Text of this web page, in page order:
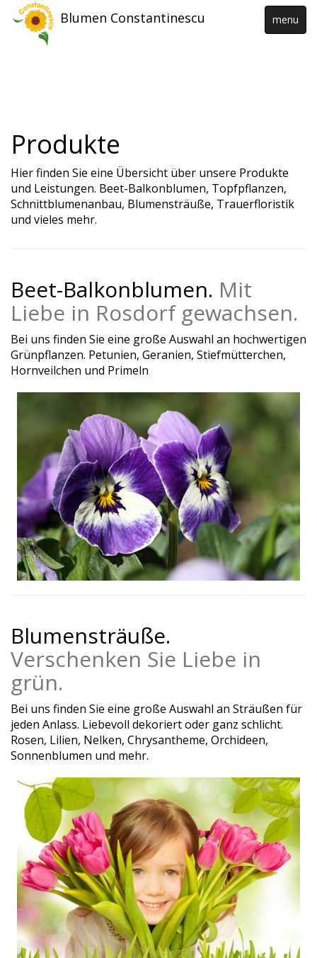
Blumen Constantinescu menu
Produkte
Hier finden Sie eine Übersicht über unsere Produkte
und Leistungen. Beet-Balkonblumen, Topfpflanzen,
Schnittblumenanbau, Blumensträuße, Trauerfloristik
und vieles mehr.
Beet-Balkonblumen. Mit
Liebe in Rosdorf gewachsen.
Bei uns finden Sie eine große Auswahl an hochwertigen
Grünpflanzen. Petunien, Geranien, Stiefmütterchen,
Hornveilchen und Primeln
Blumensträuße.
Verschenken Sie Liebe in
grün.
Bei uns finden Sie eine große Auswahl an Sträußen für
jeden Anlass. Liebevoll dekoriert oder ganz schlicht.
Rosen, Lilien, Nelken, Chrysantheme, Orchideen,
Sonnenblumen und mehr.